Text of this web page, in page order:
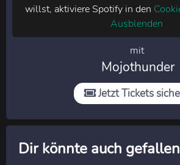
willst, aktiviere Spotify in den
Ausblenden
mit
Mojothunder
Jetzt Tickets
Dir könnte auch gefallen